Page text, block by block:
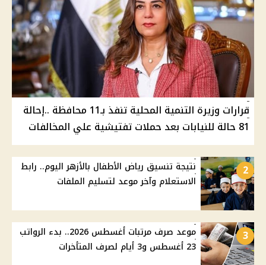
قرارات وزيرة التنمية المحلية تنفذ بـ11 محافظة ..إحالة
81 حالة للنيابات بعد حملات تفتيشية علي المخالفات
2
نتيجة تنسيق رياض الأطفال بالأزهر اليوم.. رابط
الاستعلام وآخر موعد لتسليم الملفات
3
موعد صرف مرتبات أغسطس 2026.. بدء الرواتب
23 أغسطس و3 أيام لصرف المتأخرات